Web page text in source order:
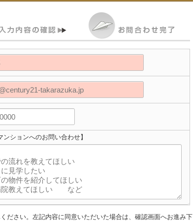
ンションへのお問い合わせ】
ださい。左記内容に同意いただいた場合は、確認画面へお進み下